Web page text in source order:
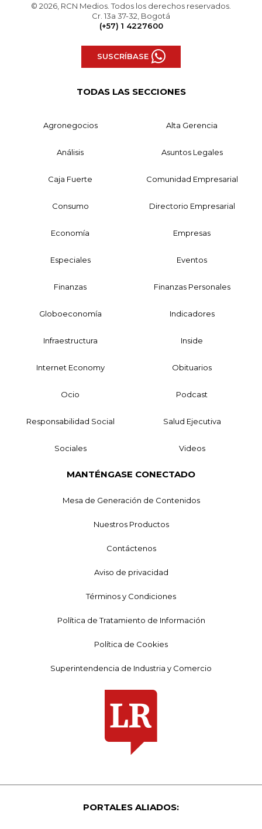
© 2026, RCN Medios. Todos los derechos reservados.
Cr. 13a 37-32, Bogotá
(+57) 1 4227600
SUSCRÍBASE
TODAS LAS SECCIONES
Agronegocios Alta Gerencia
Análisis Asuntos Legales
Caja Fuerte Comunidad Empresarial
Consumo Directorio Empresarial
Economía Empresas
Especiales Eventos
Finanzas Finanzas Personales
Globoeconomía Indicadores
Infraestructura Inside
Internet Economy Obituarios
Ocio Podcast
Responsabilidad Social Salud Ejecutiva
Sociales Videos
MANTÉNGASE CONECTADO
Mesa de Generación de Contenidos
Nuestros Productos
Contáctenos
Aviso de privacidad
Términos y Condiciones
Política de Tratamiento de Información
Política de Cookies
Superintendencia de Industria y Comercio
PORTALES ALIADOS: